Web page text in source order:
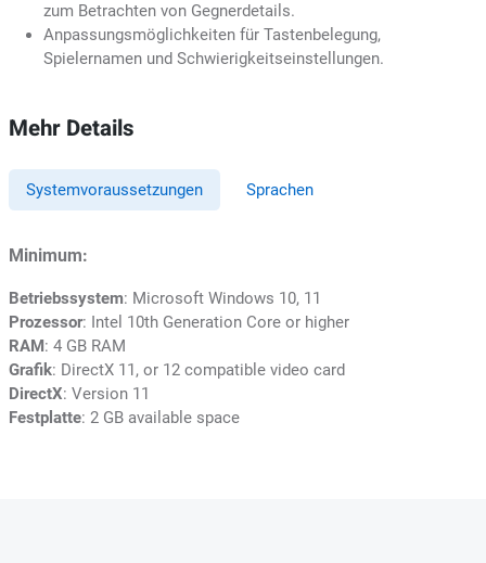
zum Betrachten von Gegnerdetails.
Anpassungsmöglichkeiten für Tastenbelegung,
Spielernamen und Schwierigkeitseinstellungen.
Mehr Details
Systemvoraussetzungen Sprachen
Minimum:
Betriebssystem: Microsoft Windows 10, 11
Prozessor: Intel 10th Generation Core or higher
RAM: 4 GB RAM
Grafik: DirectX 11, or 12 compatible video card
DirectX: Version 11
Festplatte: 2 GB available space